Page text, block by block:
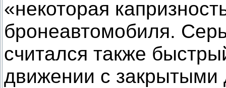
«некоторая
бронеавтомобиля.
считался также
движении с закрытыми